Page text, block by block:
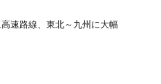
速路線、東北～九州に大幅